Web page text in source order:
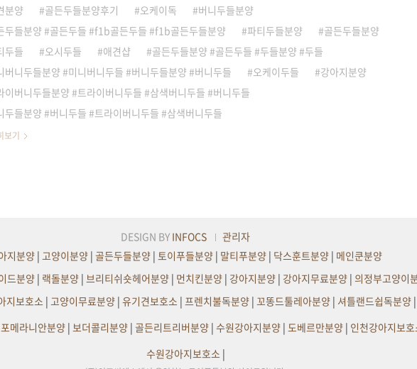
분양
골든두들분양후기 오케이독
버니두들분양
두들분양 #골든두들 #f1b골든두들 #f1b골든두들분양
파티두들분양
골든두들분양
두들
오시두들 애견샵
골든두들분양 #골든두들 #두들분양 #두들
버니두들분양 #미니버니두들 #버니두들분양 #버니두들
오케이두들
강아지분양
이버니두들분양 #트라이버니두들 #삼색버니두들 #버니두들
두들분양 #버니두들 #트라이버니두들 #삼색버니두들
보기
DESIGN BY INFOCS
관리자
지분양| 고양이분양 | 골든두들분양 | 토이푸들분양 | 말티푸분양 | 닥스훈트분양 | 메인쿤분양
드분양| 랙돌분양 | 브리티쉬숏헤어분양 | 먼치킨분양 | 강아지분양 | 강아지무료분양 | 의정부고양이
지보호소| 고양이무료분양| 유기견보호소| 프렌치불독분양| 꼬똥드툴레아분양| 셔틀랜드쉽독분양|
포메라니안분양| 보더콜리분양| 골든리트리버분양| 수원강아지분양| 도베르만분양| 인천강아지보
수원강아지보호소|